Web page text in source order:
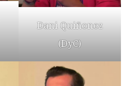
Dani Quiñonez
(DyC)